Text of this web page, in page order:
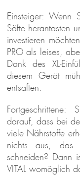
Einsteiger: Wenn
Säfte herantasten
investieren
PRO als leises,
Dank des XL-
diesem Gerät
entsaften.
darauf, dass bei
viele Nährstoffe
nichts aus, das
schneiden? Dann
VITAL womöglich